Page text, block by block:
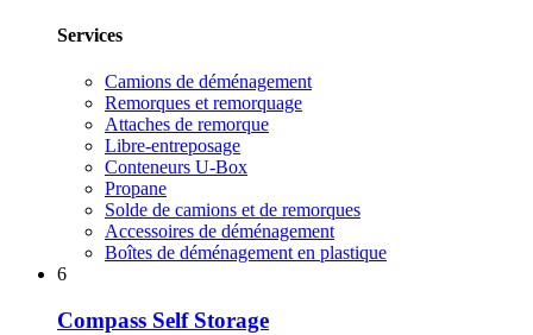
Services
Camions de déménagement
Remorques et remorquage
Attaches de remorque
Libre-entreposage
Conteneurs U-Box
Propane
Solde de camions et de remorques
Accessoires de déménagement
Boîtes de déménagement en plastique
6
Compass Self Storage